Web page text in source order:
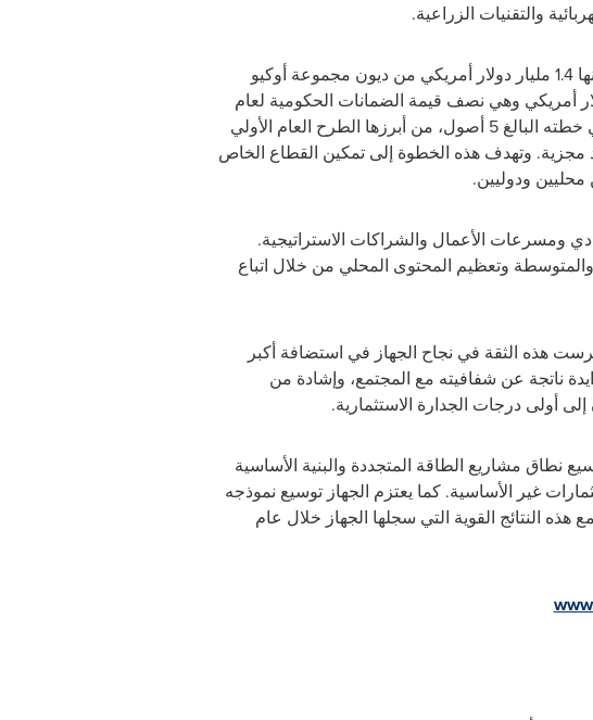
والتقنيات الزراعية.
1.4 مليار دولار أمريكي من ديون مجموعة أوكيو
أمريكي وهي نصف قيمة الضمانات الحكومية لعام
. وتمكّن الجهاز من التخارج من 6 من أصوله خلال عام 2024 متجاوزًا بذلك المُستهدف في خطته البالغ 5 أصول، من أبرزها الطرح العام الأولي
وتهدف هذه الخطوة إلى تمكين القطاع الخاص
ودوليين.
ومسرعات الأعمال والشراكات الاستراتيجية.
الصغيرة والمتوسطة وتعظيم المحتوى المحلي من خلال اتباع
هذه الثقة في نجاح الجهاز في استضافة أكبر
ناتجة عن شفافيته مع المجتمع، وإشادة من
أولى درجات الجدارة الاستثمارية.
نطاق مشاريع الطاقة المتجددة والبنية الأساسية
غير الأساسية. كما يعتزم الجهاز توسيع نموذجه
النتائج القوية التي سجلها الجهاز خلال عام